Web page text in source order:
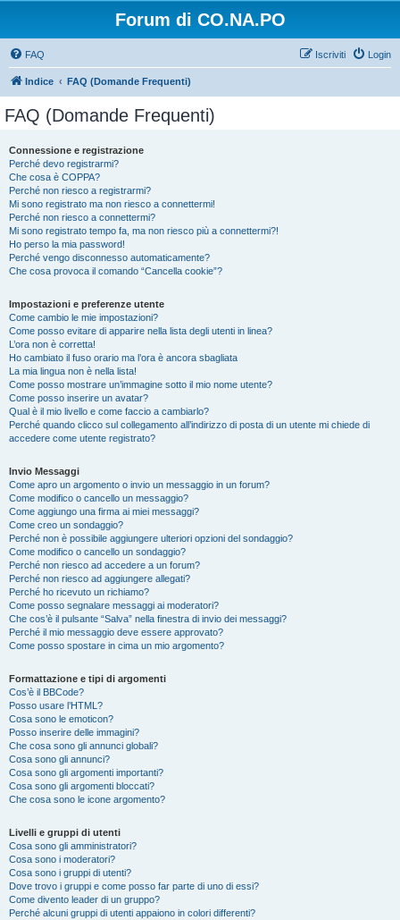
Forum di CO.NA.PO
FAQ Login
Iscriviti
Indice FAQ (Domande Frequenti)
FAQ (Domande Frequenti)
Connessione e registrazione
Perché devo registrarmi?
Che cosa è COPPA?
Perché non riesco a registrarmi?
Mi sono registrato ma non riesco a connettermi!
Perché non riesco a connettermi?
Mi sono registrato tempo fa, ma non riesco più a connettermi?!
Ho perso la mia password!
Perché vengo disconnesso automaticamente?
Che cosa provoca il comando “Cancella cookie”?
Impostazioni e preferenze utente
Come cambio le mie impostazioni?
Come posso evitare di apparire nella lista degli utenti in linea?
L’ora non è corretta!
Ho cambiato il fuso orario ma l’ora è ancora sbagliata
La mia lingua non è nella lista!
Come posso mostrare un’immagine sotto il mio nome utente?
Come posso inserire un avatar?
Qual è il mio livello e come faccio a cambiarlo?
Perché quando clicco sul collegamento all’indirizzo di posta di un utente mi chiede di
accedere come utente registrato?
Invio Messaggi
Come apro un argomento o invio un messaggio in un forum?
Come modifico o cancello un messaggio?
Come aggiungo una firma ai miei messaggi?
Come creo un sondaggio?
Perché non è possibile aggiungere ulteriori opzioni del sondaggio?
Come modifico o cancello un sondaggio?
Perché non riesco ad accedere a un forum?
Perché non riesco ad aggiungere allegati?
Perché ho ricevuto un richiamo?
Come posso segnalare messaggi ai moderatori?
Che cos’è il pulsante “Salva” nella finestra di invio dei messaggi?
Perché il mio messaggio deve essere approvato?
Come posso spostare in cima un mio argomento?
Formattazione e tipi di argomenti
Cos’è il BBCode?
Posso usare l’HTML?
Cosa sono le emoticon?
Posso inserire delle immagini?
Che cosa sono gli annunci globali?
Cosa sono gli annunci?
Cosa sono gli argomenti importanti?
Cosa sono gli argomenti bloccati?
Che cosa sono le icone argomento?
Livelli e gruppi di utenti
Cosa sono gli amministratori?
Cosa sono i moderatori?
Cosa sono i gruppi di utenti?
Dove trovo i gruppi e come posso far parte di uno di essi?
Come divento leader di un gruppo?
Perché alcuni gruppi di utenti appaiono in colori differenti?